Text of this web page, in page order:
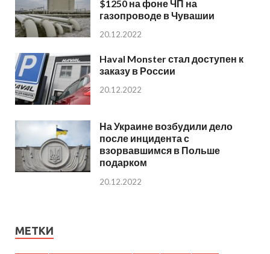
$1250 на фоне ЧП на
газопроводе в Чувашии
20.12.2022
Haval Monster стал доступен к
заказу в России
20.12.2022
На Украине возбудили дело
после инцидента с
взорвавшимся в Польше
подарком
20.12.2022
МЕТКИ